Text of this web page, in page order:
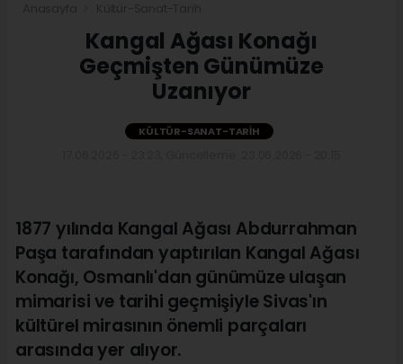
Kangal Ağası Konağı
Geçmişten Günümüze
Uzanıyor
KÜLTÜR-SANAT-TARIH
1877 yılında Kangal Ağası Abdurrahman
Paşa tarafından yaptırılan Kangal Ağası
Konağı, Osmanlı'dan günümüze ulaşan
mimarisi ve tarihi geçmişiyle Sivas'ın
kültürel mirasının önemli parçaları
arasında yer alıyor.